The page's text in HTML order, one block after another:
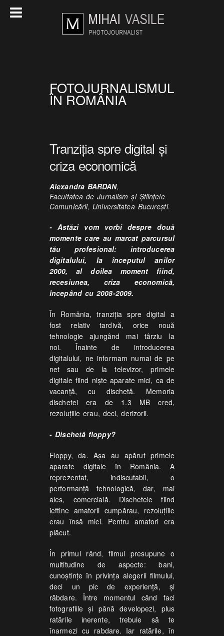
FOTOJURNALISMUL
ÎN ROMÂNIA
Tranziția spre digital și
criza economică
Alexandra BARDAN,
Facultatea de Jurnalism şi Ştiinţele
Comunicării, Universitatea Bucureşti.
- Astăzi vom vorbi despre două
momente care au marcat parcursul
tău profesional: introducerea
digitalului, la începutul anilor
2000, al doilea moment fiind,
recesiunea, criza economică,
începând cu 2008-2009.
În România, tranziția spre digital a
fost relativ tardivă, orice nouă
tehnologie ajungând mai târziu la
noi. Înainte de introducerea
digitalului, ne informam numai de pe
net sau de la televizor, primele
digitale fiind niște aparate mici, ca de
vacanță, cu dischetă. Memoria
dischetei era de 1.3 MB cred,
rezoluțiile erau, deci, derizorii.
- Dischetă floppy?
Floppy, da. Așa au apărut primele
aparate digitale în România. A
reprezentat, indiscutabil, o
performanță tehnologică, dar, mai
ales, comercială. Dischetele fiind
ieftine amatorii cumpărau, rezoluțiile
erau însă mici. Pentru amatori era
plăcut.
În primul rând, filmul presupune o
multitudine de aspecte: bani,
cunoștințe în privința alegerii filmului,
deci un pic de experiență, și
răbdare. Între momentul când faci
fotografiile și până developezi, plus
ratările inerente, trebuie să te
înarmezi cu rabdare. Iar ratările, în